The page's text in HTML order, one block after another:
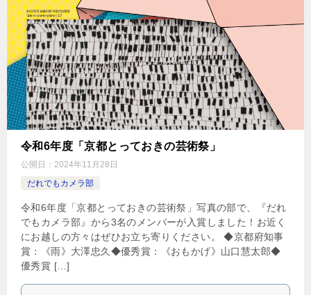
令和6年度「京都とっておきの芸術祭」
公開日： 2024年11月28日
だれでもカメラ部
令和6年度「京都とっておきの芸術祭」写真の部で、『だれ
でもカメラ部』から3名のメンバーが入賞しました！お近く
にお越しの方々はぜひお立ち寄りください。 ◆京都府知事
賞：《雨》大澤忠久◆優秀賞：《おもかげ》山口慧太郎◆
優秀賞 […]